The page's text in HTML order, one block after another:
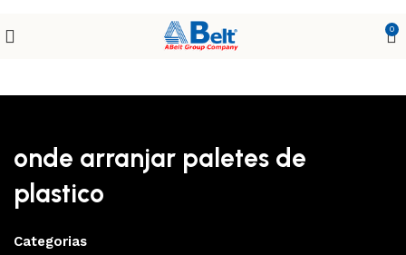
0
onde arranjar paletes de
plastico
Categorias